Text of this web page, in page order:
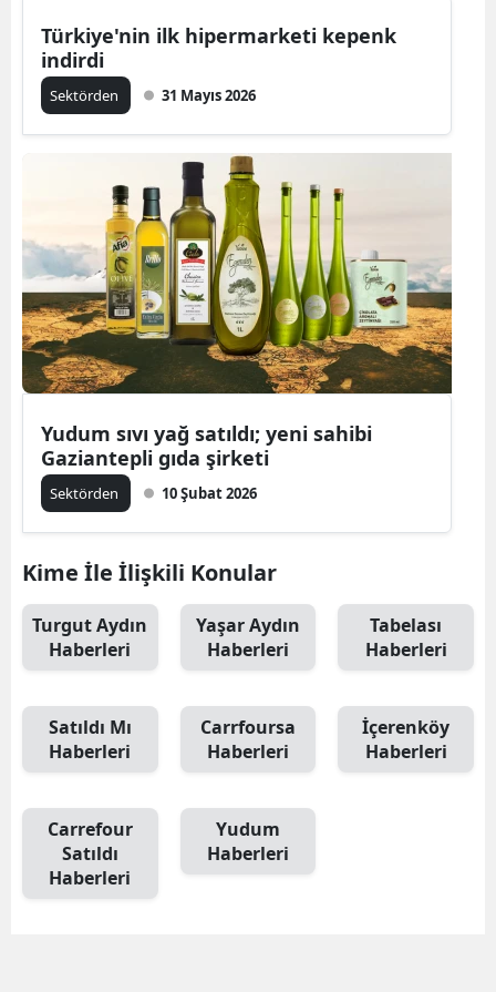
Türkiye'nin ilk hipermarketi kepenk
indirdi
Sektörden 31 Mayıs 2026
Yudum sıvı yağ satıldı; yeni sahibi
Gaziantepli gıda şirketi
Sektörden 10 Şubat 2026
Kime İle İlişkili Konular
Turgut Aydın
Haberleri
Yaşar Aydın
Haberleri
Tabelası
Haberleri
Satıldı Mı
Haberleri
Carrfoursa
Haberleri
İçerenköy
Haberleri
Carrefour
Satıldı
Haberleri
Yudum
Haberleri